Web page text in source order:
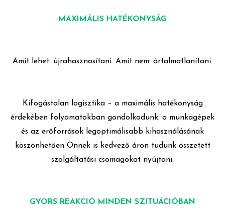
MAXIMÁLIS HATÉKONYSÁG
Amit lehet: újrahasznosítani. Amit nem: ártalmatlanítani.
Kifogástalan logisztika – a maximális hatékonyság
érdekében folyamatokban gondolkodunk: a munkagépek
és az erőforrások legoptimálisabb kihasználásának
köszönhetően Önnek is kedvező áron tudunk összetett
szolgáltatási csomagokat nyújtani.
GYORS REAKCIÓ MINDEN SZITUÁCIÓBAN